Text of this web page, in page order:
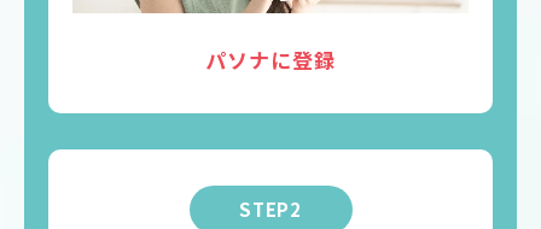
パソナに登録
STEP2